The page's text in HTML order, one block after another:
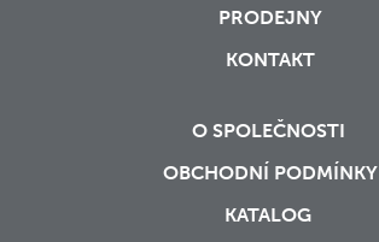
PRODEJNY
KONTAKT
O SPOLEČNOSTI
OBCHODNÍ PODMÍNKY
KATALOG